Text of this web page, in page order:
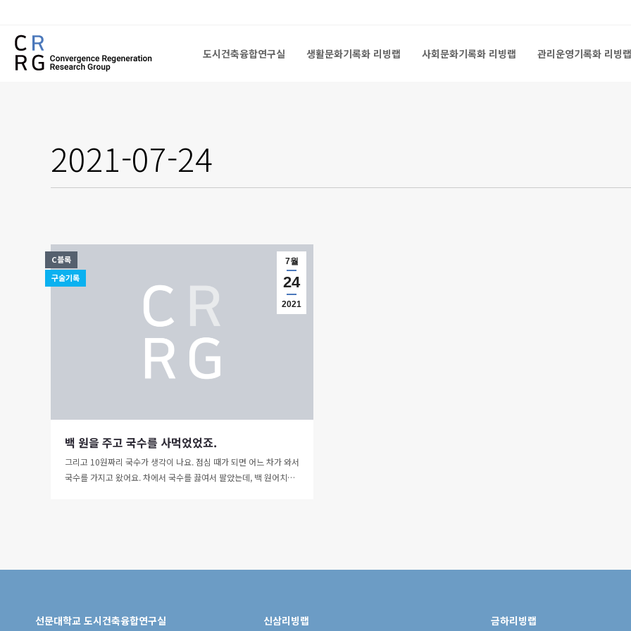
도시건축융합연구실 생활문화기록화 리빙랩 사회문화기록화 리빙랩 관리운영기록화 리빙랩
2021-07-24
7월
24
2021
C블록
구술기록
백 원을 주고 국수를 사먹었었죠.
그리고 10원짜리 국수가 생각이 나요. 점심 때가 되면 어느 차가 와서
국수를 가지고 왔어요. 차에서 국수를 끓여서 팔았는데, 백 원어치…
선문대학교 도시건축융합연구실 신삼리빙랩 금하리빙랩